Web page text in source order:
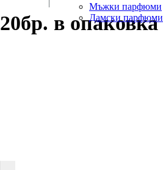
Мъжки парфюми
Дамски парфюми
в опаковка